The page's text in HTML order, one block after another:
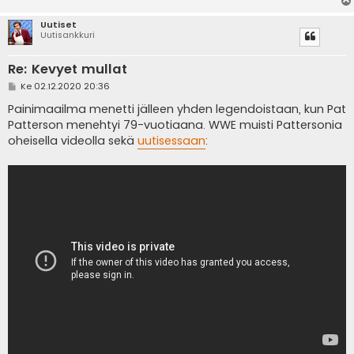
Uutiset
Uutisankkuri
Re: Kevyet mullat
V
e
s
t
i
Ke 02.12.2020 20:36
Painimaailma menetti jälleen yhden legendoistaan, kun Pat
Patterson menehtyi 79-vuotiaana. WWE muisti Pattersonia
oheisella videolla sekä uutisessaan: